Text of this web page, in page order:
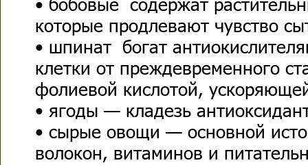
которые продлевают чувство
• шпинат богат
клетки от преждевременного
фолиевой кислотой,
• ягоды — кладезь
• сырые овощи — основной
волокон, витаминов и